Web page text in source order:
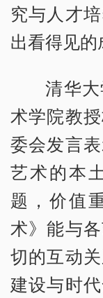
究与人才
出看得见的
清华
术学院教
委会发言
艺术的本
题，价值
术》能与
切的互动
建设与时